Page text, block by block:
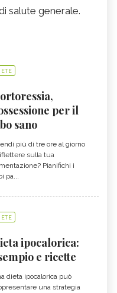
salute generale.
per il
sano
più di tre ore al giorno
sulla tua
Pianifichi i
pa...
ipocalorica:
e ricette
dieta ipocalorica può
una strategia